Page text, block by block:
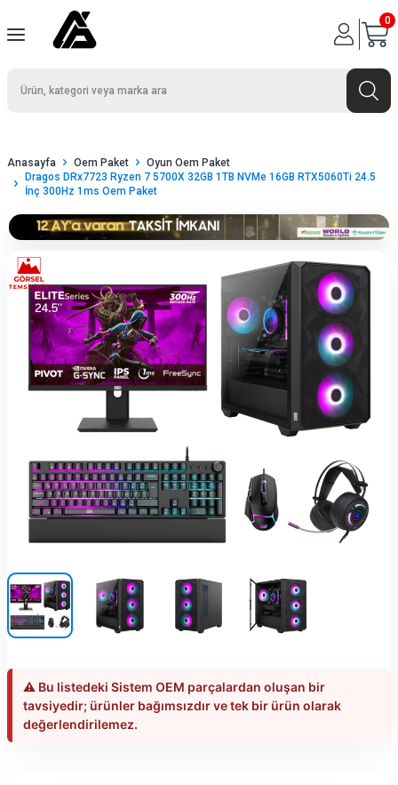
0
Anasayfa Oem Paket
Oyun Oem Paket
Dragos DRx7723 Ryzen 7 5700X 32GB 1TB NVMe 16GB RTX5060Ti 24.5
İnç 300Hz 1ms Oem Paket
⚠️ Bu listedeki Sistem OEM parçalardan oluşan bir
tavsiyedir; ürünler bağımsızdır ve tek bir ürün olarak
değerlendirilemez.